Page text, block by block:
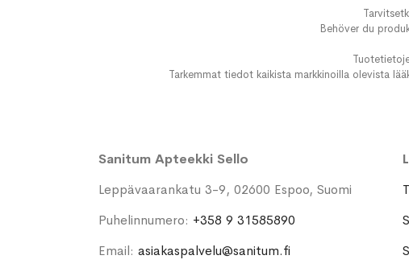
Behöver du
Tarkemmat tiedot kaikista markkinoilla olevista
Sanitum Apteekki Sello
Leppävaarankatu 3-9, 02600 Espoo, Suomi
Puhelinnumero: +358 9 31585890
Email: asiakaspalvelu@sanitum.fi